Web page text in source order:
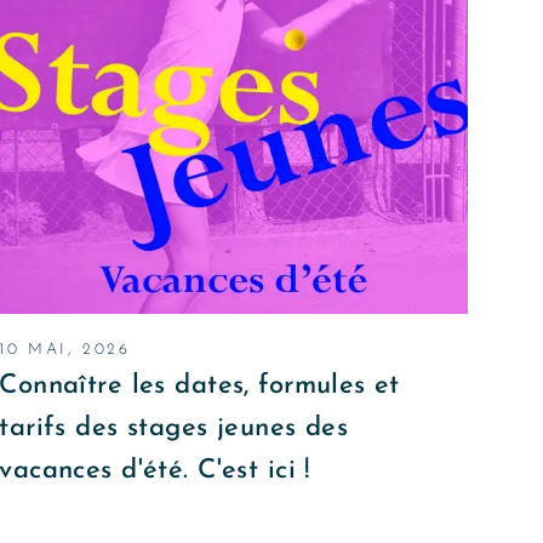
10 MAI, 2026
Connaître les dates, formules et
tarifs des stages jeunes des
vacances d'été. C'est ici !